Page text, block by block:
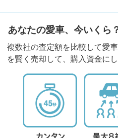
あなたの愛車、今いくら
複数社の査定額を比較して愛
を賢く売却して、購入資金に